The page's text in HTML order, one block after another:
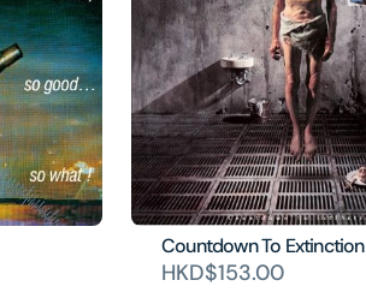
Countdown To Extinction
HKD$153.00